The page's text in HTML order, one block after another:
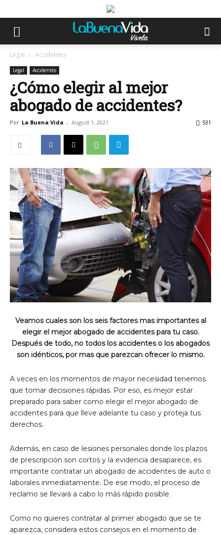
Legal Accidentes
Legal Accidentes
¿Cómo elegir al mejor
abogado de accidentes?
Por La Buena Vida - August 1, 2021 531
Veamos cuales son los seis factores mas importantes al
elegir el mejor abogado de accidentes para tu caso.
Después de todo, no todos los accidentes o los abogados
son idénticos, por mas que parezcan ofrecer lo mismo.
A veces en los momentos de mayor necesidad tenemos
que tomar decisiones rápidas. Por eso, es mejor estar
preparado para saber como elegir el mejor abogado de
accidentes para que lleve adelante tu caso y proteja tus
derechos.
Además, en caso de lesiones personales donde los plazos
de prescripción son cortos y la evidencia desaparece, es
importante contratar un abogado de accidentes de auto o
laborales inmediatamente. De ese modo, el proceso de
reclamo se llevará a cabo lo más rápido posible.
Como no quieres contratar al primer abogado que se te
aparezca, considera estos consejos en el momento de